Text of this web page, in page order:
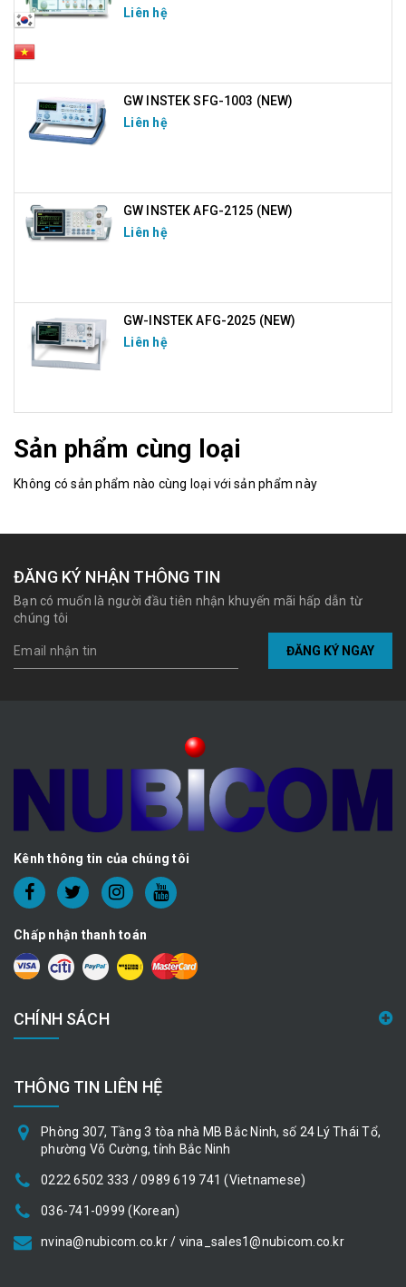
Liên hệ
GW INSTEK SFG-1003 (NEW)
Liên hệ
GW INSTEK AFG-2125 (NEW)
Liên hệ
GW-INSTEK AFG-2025 (NEW)
Liên hệ
Sản phẩm cùng loại
Không có sản phẩm nào cùng loại với sản phẩm này
ĐĂNG KÝ NHẬN THÔNG TIN
Bạn có muốn là người đầu tiên nhận khuyến mãi hấp dẫn từ
chúng tôi
ĐĂNG KÝ NGAY
Kênh thông tin của chúng tôi
Chấp nhận thanh toán
CHÍNH SÁCH
THÔNG TIN LIÊN HỆ
Phòng 307, Tầng 3 tòa nhà MB Bắc Ninh, số 24 Lý Thái Tổ,
phường Võ Cường, tỉnh Bắc Ninh
0222 6502 333 / 0989 619 741 (Vietnamese)
036-741-0999 (Korean)
nvina@nubicom.co.kr / vina_sales1@nubicom.co.kr